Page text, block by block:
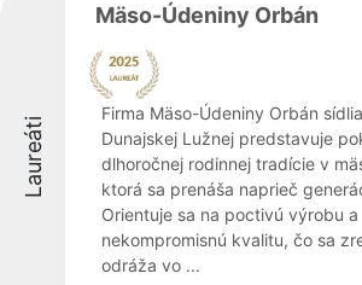
Laureáti
Mäso-Údeniny Orbán
Firma Mäso-Údeniny Orbán
Dunajskej Lužnej predstavuje
dlhoročnej rodinnej tradície v
ktorá sa prenáša naprieč
Orientuje sa na poctivú výrobu a
nekompromisnú kvalitu, čo sa
odráža vo ...